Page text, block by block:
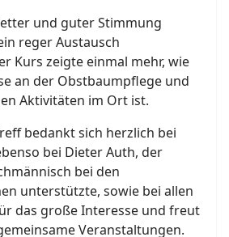
und guter Stimmung
reger Austausch
Kurs zeigte einmal mehr, wie
an der Obstbaumpflege und
Aktivitäten im Ort ist.
bedankt sich herzlich bei
bei Dieter Auth, der
bei den
unterstützte, sowie bei allen
das große Interesse und freut
Veranstaltungen.